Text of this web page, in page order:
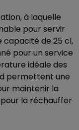
à laquelle
pour servir
capacité de 25 cl,
pour un service
idéale des
permettent une
maintenir la
la réchauffer